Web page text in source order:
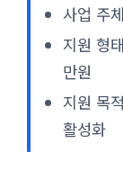
사업 주
지원 형
만원
지원 목
활성화